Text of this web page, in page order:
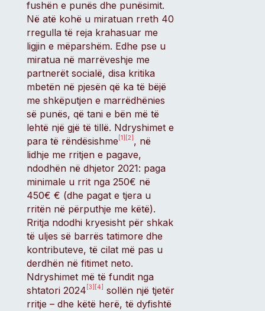
fushën e punës dhe punësimit.
Në atë kohë u miratuan rreth 40
rregulla të reja krahasuar me
ligjin e mëparshëm. Edhe pse u
miratua në marrëveshje me
partnerët socialë, disa kritika
mbetën në pjesën që ka të bëjë
me shkëputjen e marrëdhënies
së punës, që tani e bën më të
lehtë një gjë të tillë. Ndryshimet e
para të rëndësishme [1] [2] , në
lidhje me rritjen e pagave,
ndodhën në dhjetor 2021: paga
minimale u rrit nga 250€ në
450€ € (dhe pagat e tjera u
rritën në përputhje me këtë).
Rritja ndodhi kryesisht për shkak
të uljes së barrës tatimore dhe
kontributeve, të cilat më pas u
derdhën në fitimet neto.
Ndryshimet më të fundit nga
shtatori 2024 [3] [4] sollën një tjetër
rritje – dhe këtë herë, të dyfishtë